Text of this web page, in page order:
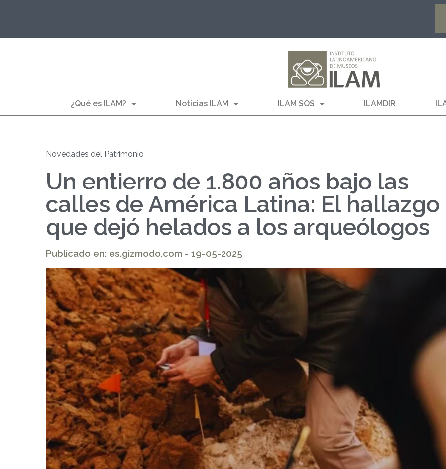
¿Qué es ILAM? Noticias ILAM ILAM SOS ILAMDIR
Novedades del Patrimonio
Un entierro de 1.800 años bajo las
calles de América Latina: El hallazgo
que dejó helados a los arqueólogos
Publicado en: es.gizmodo.com - 19-05-2025